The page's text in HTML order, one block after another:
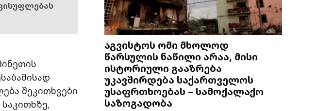
შეკითხვები
აგვისტოს ომი მხოლოდ
წარსულის ნაწილი არაა, მისი
ისტორიული გააზრება
უკავშირდება საქართველოს
უსაფრთხოებას – სამოქალაქო
საზოგადობა